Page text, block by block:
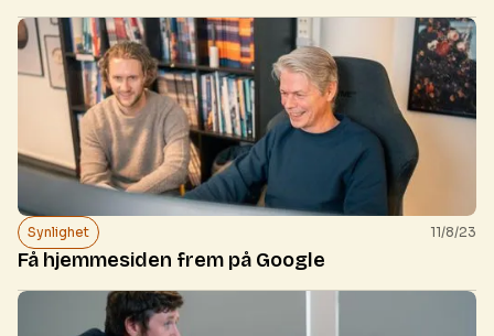
Synlighet 11/8/23
Få hjemmesiden frem på Google